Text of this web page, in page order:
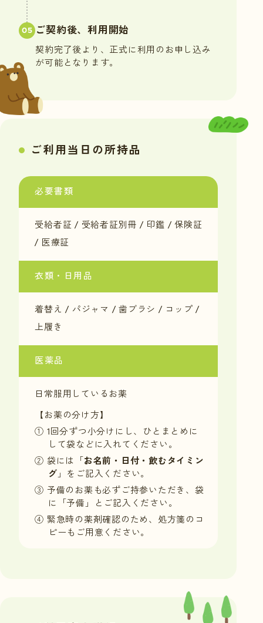
05 ご契約後、利用開始
契約完了後より、正式に利用のお申し込み
が可能となります。
ご利用当日の所持品
必要書類
受給者証 / 受給者証別冊 / 印鑑 / 保険証
/ 医療証
衣類・日用品
着替え / パジャマ / 歯ブラシ / コップ /
上履き
医薬品
日常服用しているお薬
【お薬の分け方】
① 1回分ずつ小分けにし、ひとまとめに
して袋などに入れてください。
② 袋には「 お名前・日付・飲むタイミン
グ 」をご記入ください。
③ 予備のお薬も必ずご持参いただき、袋
に「予備」とご記入ください。
④ 緊急時の薬剤確認のため、処方箋のコ
ピーもご用意ください。